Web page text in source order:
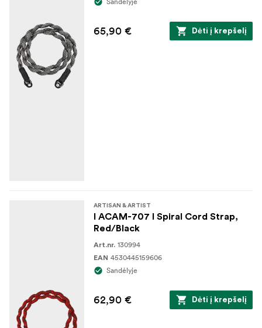
65,90 € Dėti į krepšelį
ARTISAN & ARTIST
I ACAM-707 I Spiral Cord Strap,
Red/Black
Art.nr. 130994
EAN 4530445159606
Sandėlyje
62,90 € Dėti į krepšelį